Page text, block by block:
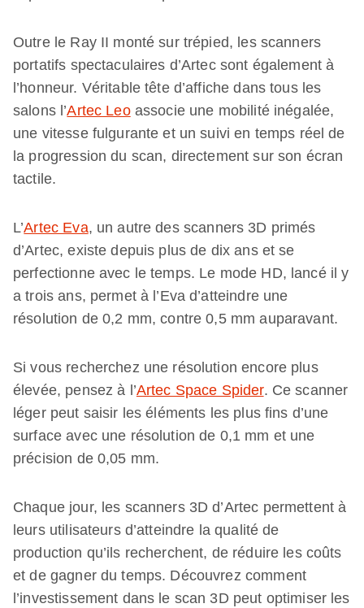
Outre le Ray II monté sur trépied, les scanners
portatifs spectaculaires d’Artec sont également à
l’honneur. Véritable tête d’affiche dans tous les
salons l’Artec Leoassocie une mobilité inégalée,
une vitesse fulgurante et un suivi en temps réel de
la progression du scan, directement sur son écran
tactile.
L’Artec Eva, un autre des scanners 3D primés
d’Artec, existe depuis plus de dix ans et se
perfectionne avec le temps. Le mode HD, lancé il y
a trois ans, permet à l’Eva d’atteindre une
résolution de 0,2 mm, contre 0,5 mm auparavant.
Si vous recherchez une résolution encore plus
élevée, pensez à l’Artec Space Spider. Ce scanner
léger peut saisir les éléments les plus fins d’une
surface avec une résolution de 0,1 mm et une
précision de 0,05 mm.
Chaque jour, les scanners 3D d’Artec permettent à
leurs utilisateurs d’atteindre la qualité de
production qu’ils recherchent, de réduire les coûts
et de gagner du temps. Découvrez comment
l’investissement dans le scan 3D peut optimiser les